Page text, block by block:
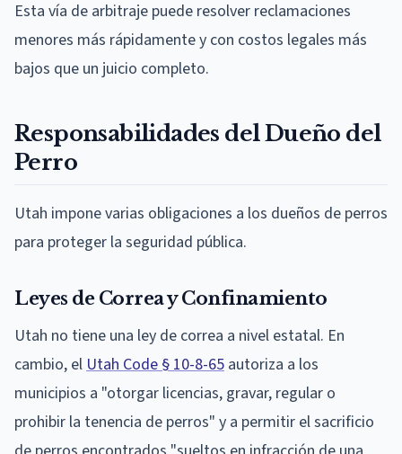
Esta vía de arbitraje puede resolver reclamaciones
menores más rápidamente y con costos legales más
bajos que un juicio completo.
Responsabilidades del Dueño del
Perro
Utah impone varias obligaciones a los dueños de perros
para proteger la seguridad pública.
Leyes de Correa y Confinamiento
Utah no tiene una ley de correa a nivel estatal. En
cambio, el Utah Code § 10-8-65 autoriza a los
municipios a "otorgar licencias, gravar, regular o
prohibir la tenencia de perros" y a permitir el sacrificio